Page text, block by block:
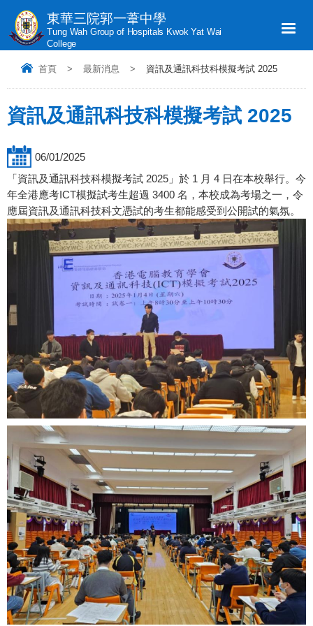
東華三院郭一葦中學
Tung Wah Group of Hospitals Kwok Yat Wai
College
首頁 > 最新消息 > 資訊及通訊科技科模擬考試 2025
資訊及通訊科技科模擬考試 2025
06/01/2025
「資訊及通訊科技科模擬考試 2025」於 1 月 4 日在本校舉行。今
年全港應考ICT模擬試考生超過 3400 名，本校成為考場之一，令
應屆資訊及通訊科技科文憑試的考生都能感受到公開試的氣氛。